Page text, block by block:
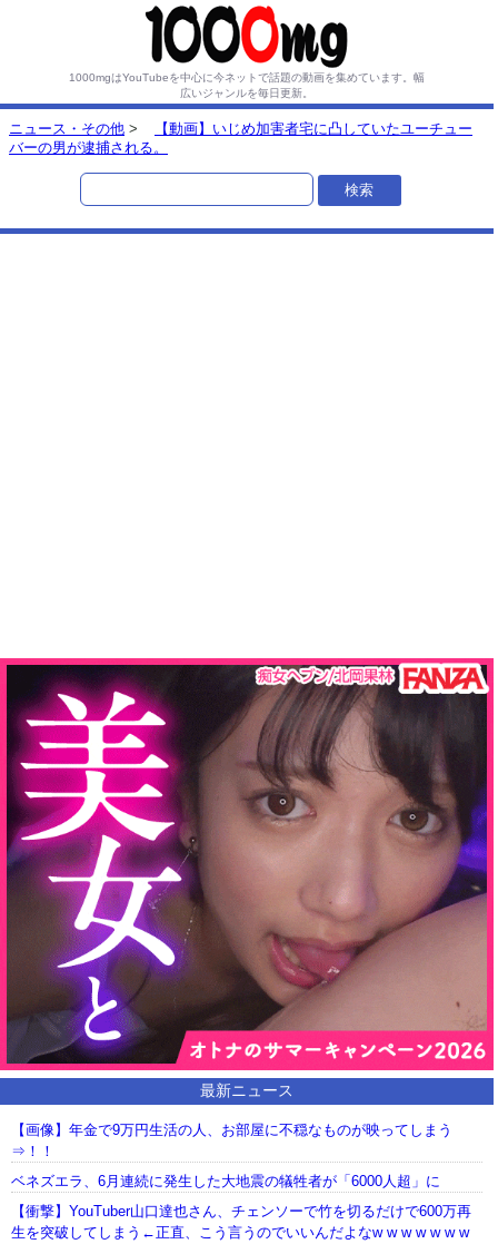
1000mgはYouTubeを中心に今ネットで話題の動画を集めています。 幅
広いジャンルを毎日更新。
ニュース・その他 >
【動画】いじめ加害者宅に凸していたユーチュー
バーの男が逮捕される。
最新ニュース
【画像】年金で9万円生活の人、お部屋に不穏なものが映ってしまう
⇒！！
ベネズエラ、6月連続に発生した大地震の犠牲者が「6000人超」に
【衝撃】YouTuber山口達也さん、チェンソーで竹を切るだけで600万再
生を突破してしまう←正直、こう言うのでいいんだよなw w w w w w w